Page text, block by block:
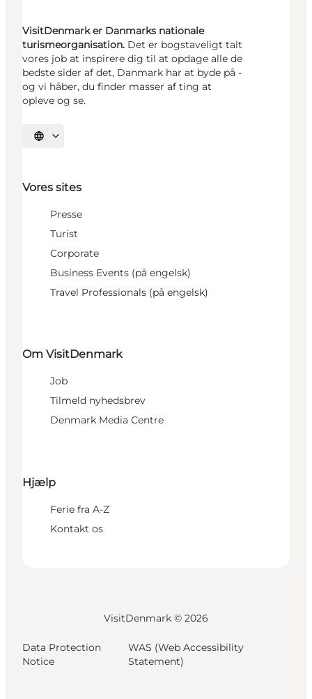
VisitDenmark er Danmarks nationale
turismeorganisation. Det er bogstaveligt talt
vores job at inspirere dig til at opdage alle de
bedste sider af det, Danmark har at byde på -
og vi håber, du finder masser af ting at
opleve og se.
Vælg sprog
Vores sites
Presse
Turist
Corporate
Business Events (på engelsk)
Travel Professionals (på engelsk)
Om VisitDenmark
Job
Tilmeld nyhedsbrev
Denmark Media Centre
Hjælp
Ferie fra A-Z
Kontakt os
VisitDenmark © 2026
Data Protection
Notice
WAS (Web Accessibility
Statement)